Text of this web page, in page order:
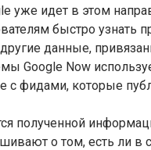
уже идет в этом
быстро узнать
данные,
Google Now
с фидами, которые
полученной
о том, есть ли в